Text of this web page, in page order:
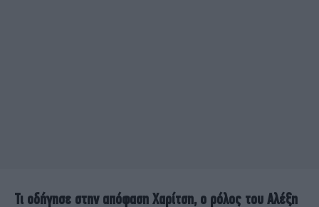
Τι οδήγησε στην απόφαση Χαρίτση, ο ρόλος του Αλέξη